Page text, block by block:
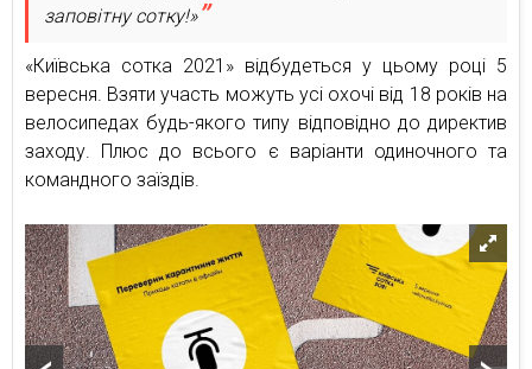
заповітну сотку!»
«Київська сотка 2021» відбудеться у цьому році 5
вересня. Взяти участь можуть усі охочі від 18 років на
велосипедах будь-якого типу відповідно до директив
заходу. Плюс до всього є варіанти одиночного та
командного заїздів.